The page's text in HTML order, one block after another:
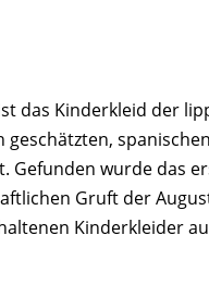
das Kinderkleid der
Gefunden wurde das
Gruft der
Kinderkleider